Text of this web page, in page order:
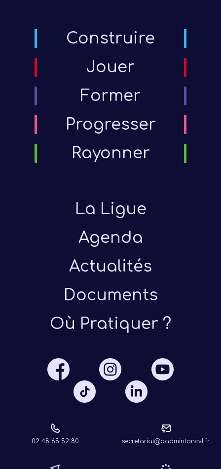
Construire
Jouer
Former
Progresser
Rayonner
La Ligue
Agenda
Actualités
Documents
Où Pratiquer ?
02 48 65 52 80 secretariat@badmintoncvl.fr